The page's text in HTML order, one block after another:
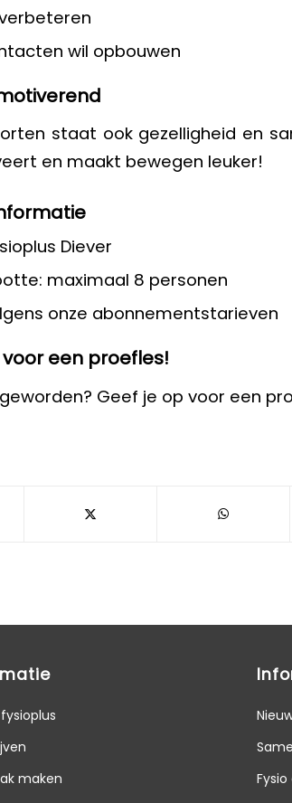
wil opbouwen
staat ook gezelligheid en
en maakt bewegen leuker!
Diever
maximaal 8 personen
onze abonnementstarieven
een proefles!
Geef je op voor een
maken